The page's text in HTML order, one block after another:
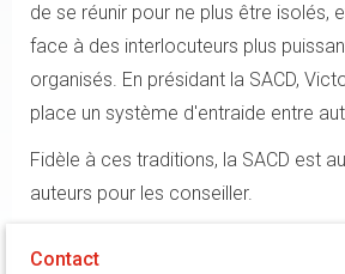
de se réunir pour ne plus être isolés,
face à des interlocuteurs plus
organisés. En présidant la SACD,
place un système d'entraide entre
Fidèle à ces traditions, la SACD est
auteurs pour les conseiller.
Contact